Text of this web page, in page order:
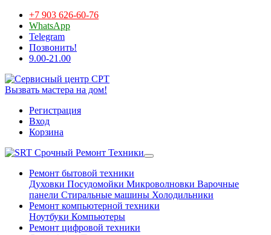
+7 903 626-60-76
WhatsApp
Telegram
Позвонить!
9.00-21.00
Вызвать мастера на дом!
Регистрация
Вход
Корзина
Срочный Ремонт Техники
Ремонт бытовой техники
Духовки Посудомойки Микроволновки Варочные
панели Стиральные машины Холодильники
Ремонт компьютерной техники
Ноутбуки Компьютеры
Ремонт цифровой техники